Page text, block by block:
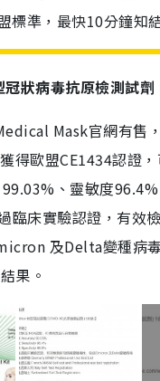
標準，最快10分鐘知
冠狀病毒抗原檢測試劑
Mask官網有售
得歐盟CE1434認證
、靈敏度
臨床實驗認證，有效
及Delta變種病
果。